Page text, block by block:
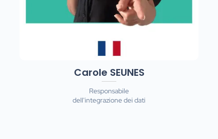
Carole SEUNES
Responsabile
dell'integrazione dei dati